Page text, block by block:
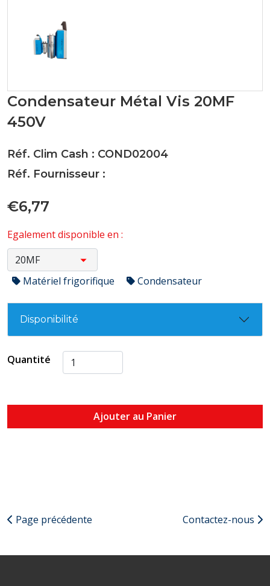
Condensateur Métal Vis 20MF
450V
Réf. Clim Cash : COND02004
Réf. Fournisseur :
€6,77
Egalement disponible en :
Matériel frigorifique Condensateur
Disponibilité
Quantité
Ajouter au Panier
Page précédente Contactez-nous